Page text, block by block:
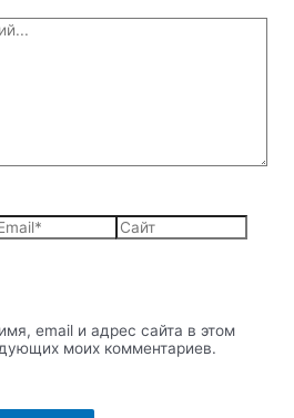
Сайт
email и адрес сайта в этом
моих комментариев.